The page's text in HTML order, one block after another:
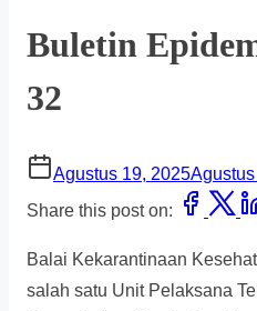
Buletin
32
Agustus 19, 2025
Share this post on:
Balai Kekarantinaan
salah satu Unit Pelaksana